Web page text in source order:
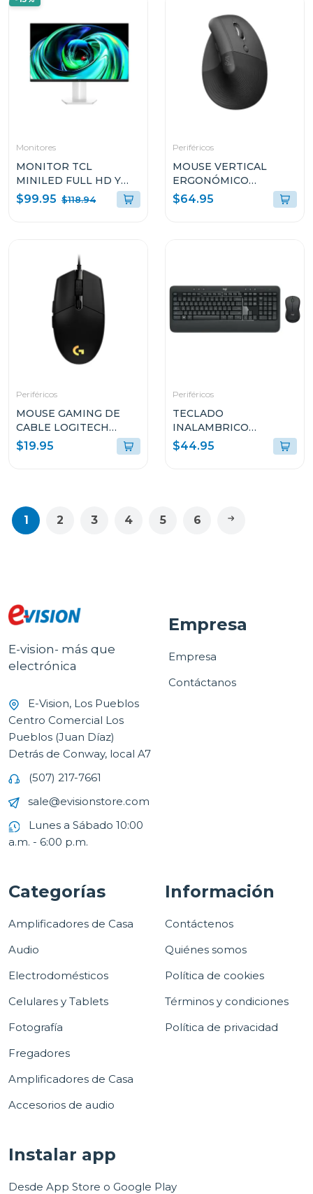
Monitores
MONITOR TCL
MINILED FULL HD Y
100HZ 24G5
$99.95 $118.94
Periféricos
MOUSE VERTICAL
ERGONÓMICO
LOGITECH LIFT CON
EASY-SWITCH MR0094
$64.95
Periféricos
MOUSE GAMING DE
CABLE LOGITECH
LYGHTSYNC DE
8000DPI NEGRO G203
$19.95
Periféricos
TECLADO
INALAMBRICO
ADVANCED LOGITECH
CON MOUSE
$44.95
1 2 3 4 5 6
E-vision- más que
electrónica
E-Vision, Los Pueblos
Centro Comercial Los
Pueblos (Juan Díaz)
Detrás de Conway, local A7
(507) 217-7661
sale@evisionstore.com
Lunes a Sábado 10:00
a.m. - 6:00 p.m.
Empresa
Empresa
Contáctanos
Categorías
Amplificadores de Casa
Audio
Electrodomésticos
Celulares y Tablets
Fotografía
Fregadores
Amplificadores de Casa
Accesorios de audio
Información
Contáctenos
Quiénes somos
Política de cookies
Términos y condiciones
Política de privacidad
Instalar app
Desde App Store o Google Play